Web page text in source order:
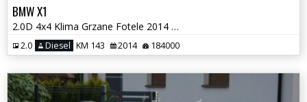
BMW X1
2.0D 4x4 Klima Grzane Fotele 2014 PDC Sprowadzony
2.0 Diesel KM 143 2014 184000